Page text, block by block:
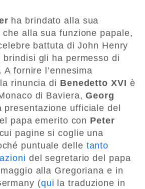
ha brindato alla sua
alla sua funzione papale,
battuta di John Henry
brindisi gli ha permesso di
A fornire l’ennesima
rinuncia di Benedetto XVI è
di Baviera,Georg
presentazione ufficiale del
papa emerito con Peter
pagine si coglie una
puntuale delle tanto
del segretario del papa
alla Gregoriana e in
(qui la traduzione in